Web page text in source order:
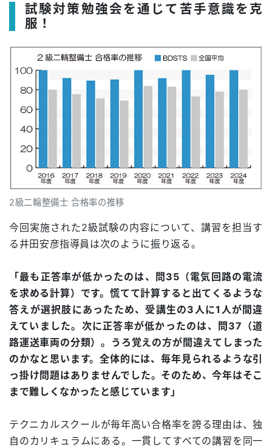
試験対策勉強会を通じて苦手意識を克
服！
2級二輪整備士 合格率の推移
今回実施された2級試験の内容について、講習を担当す
る井田安彦指導員は次のように振り返る。
「最も正答率が低かったのは、問35（電気回路の電流
を求める計算）です。慌てて計算すると出てくるような
答えが選択肢にあったため、受講生の3人に1人が間違
えていました。次に正答率が低かったのは、問37（道
路運送車両の分類）。うろ覚えの方が間違えてしまった
のかなと思います。全体的には、毎年見られるような引
っ掛け問題はありませんでした。そのため、今年はそこ
まで難しくなかったと感じています」
テクニカルスクールが毎年高い合格率を誇る理由は、独
自のカリキュラムにある。一貫してすべての講習を同一